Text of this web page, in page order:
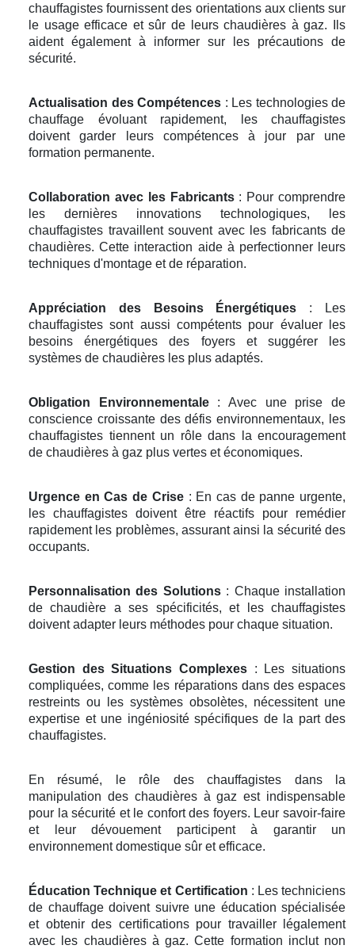
chauffagistes fournissent des orientations aux clients sur
le usage efficace et sûr de leurs chaudières à gaz. Ils
aident également à informer sur les précautions de
sécurité.
Actualisation des Compétences : Les technologies de
chauffage évoluant rapidement, les chauffagistes
doivent garder leurs compétences à jour par une
formation permanente.
Collaboration avec les Fabricants: Pour comprendre
les dernières innovations technologiques, les
chauffagistes travaillent souvent avec les fabricants de
chaudières. Cette interaction aide à perfectionner leurs
techniques d'montage et de réparation.
Appréciation des Besoins Énergétiques : Les
chauffagistes sont aussi compétents pour évaluer les
besoins énergétiques des foyers et suggérer les
systèmes de chaudières les plus adaptés.
Obligation Environnementale: Avec une prise de
conscience croissante des défis environnementaux, les
chauffagistes tiennent un rôle dans la encouragement
de chaudières à gaz plus vertes et économiques.
Urgence en Cas de Crise: En cas de panne urgente,
les chauffagistes doivent être réactifs pour remédier
rapidement les problèmes, assurant ainsi la sécurité des
occupants.
Personnalisation des Solutions: Chaque installation
de chaudière a ses spécificités, et les chauffagistes
doivent adapter leurs méthodes pour chaque situation.
Gestion des Situations Complexes : Les situations
compliquées, comme les réparations dans des espaces
restreints ou les systèmes obsolètes, nécessitent une
expertise et une ingéniosité spécifiques de la part des
chauffagistes.
En résumé, le rôle des chauffagistes dans la
manipulation des chaudières à gaz est indispensable
pour la sécurité et le confort des foyers. Leur savoir-faire
et leur dévouement participent à garantir un
environnement domestique sûr et efficace.
Éducation Technique et Certification : Les techniciens
de chauffage doivent suivre une éducation spécialisée
et obtenir des certifications pour travailler légalement
avec les chaudières à gaz. Cette formation inclut non